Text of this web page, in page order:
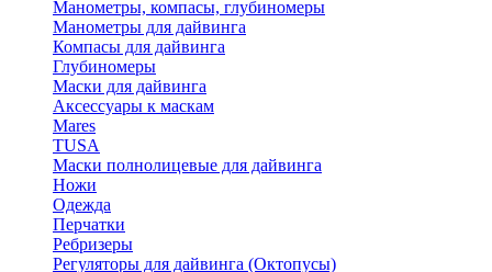
Манометры, компасы, глубиномеры
Манометры для дайвинга
Компасы для дайвинга
Глубиномеры
Маски для дайвинга
Аксессуары к маскам
Mares
TUSA
Маски полнолицевые для дайвинга
Ножи
Одежда
Перчатки
Ребризеры
Регуляторы для дайвинга (Октопусы)